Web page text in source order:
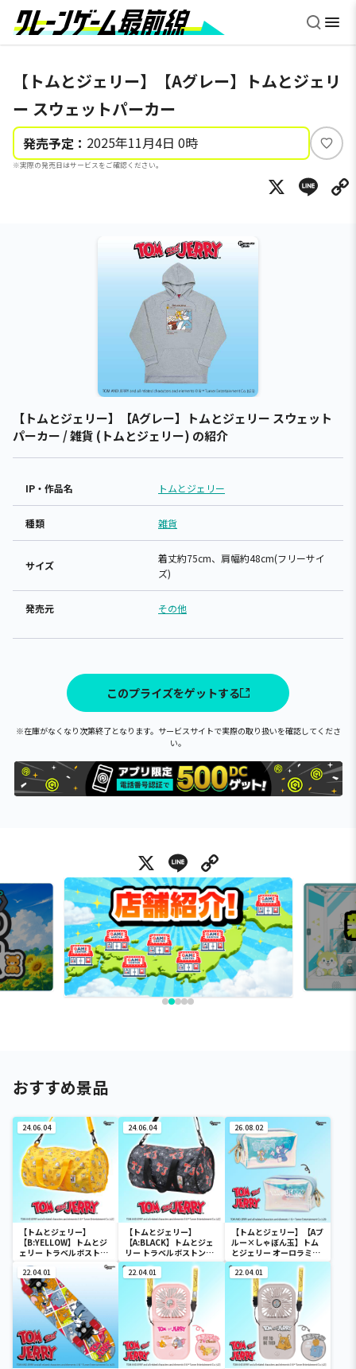
【トムとジェリー】【Aグレー】トムとジェリ
ー スウェットパーカー
発売予定： 2025年11月4日 0時
※実際の発売日はサービスをご確認ください。
い
ね
X
【トムとジェリー】【Aグレー】トムとジェリー スウェット
パーカー / 雑貨 (トムとジェリー) の紹介
IP・作品名 トムとジェリー
種類 雑貨
サイズ
着丈約75cm、肩幅約48cm(フリーサイ
ズ)
発売元 その他
このプライズをゲットする
※在庫がなくなり次第終了となります。サービスサイトで実際の取り扱いを確認してくださ
い。
X Line
おすすめ景品
24.06.04
【トムとジェリー】
【B:YELLOW】トムとジ
ェリー トラベルボストン
バック
24.06.04
【トムとジェリー】
【A:BLACK】トムとジェ
リー トラベルボストンバ
ック
26.08.02
【トムとジェリー】【Aブ
ルー×しゃぼん玉】トム
とジェリー オーロラミニ
ポーチ
22.04.01 22.04.01 22.04.01